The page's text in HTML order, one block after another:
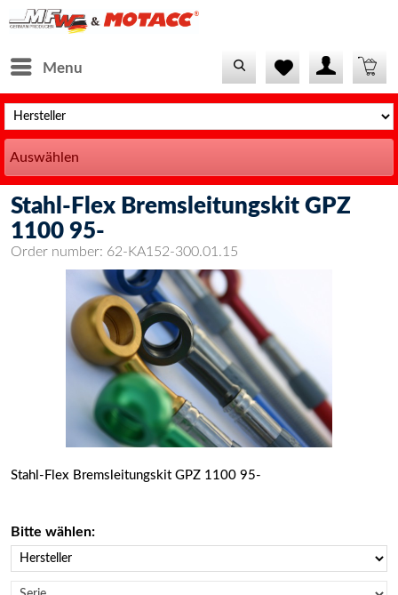
Menu
Auswählen
Stahl-Flex Bremsleitungskit GPZ
1100 95-
Order number: 62-KA152-300.01.15
Stahl-Flex Bremsleitungskit GPZ 1100 95-
Bitte wählen: